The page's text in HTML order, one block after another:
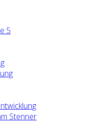
5
Stenner